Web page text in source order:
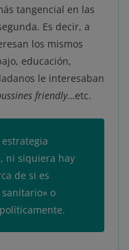
tangencial en las
Es decir, a
los mismos
educación,
le interesaban
friendly…etc.
ni siquiera hay
de si es
o